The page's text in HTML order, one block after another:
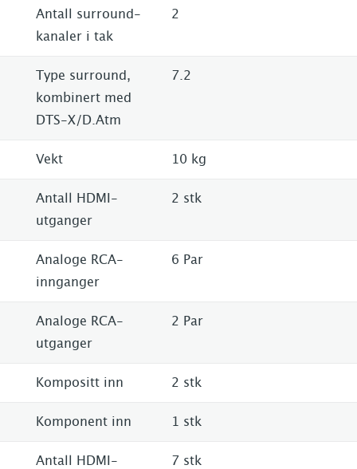
Antall surround-
kanaler i tak
2
Type surround,
kombinert med
DTS-X/D.Atm
7.2
Vekt 10 kg
Antall HDMI-
utganger
2 stk
Analoge RCA-
innganger
6 Par
Analoge RCA-
utganger
2 Par
Kompositt inn 2 stk
Komponent inn 1 stk
Antall HDMI-
7 stk